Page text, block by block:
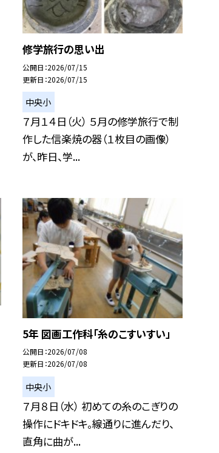
修学旅行の思い出
公開日 2026/07/15
更新日 2026/07/15
中央小
７月１４日（火） ５月の修学旅行で制
作した信楽焼の器（１枚目の画像）
が、昨日、学...
5年 図画工作科「糸のこすいすい」
公開日 2026/07/08
更新日 2026/07/08
中央小
７月８日（水） 初めての糸のこぎりの
操作にドキドキ。線通りに進んだり、
直角に曲が...